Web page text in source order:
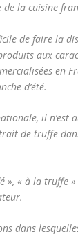
la cuisine
de faire la
aux
en
d’été.
il n’est
de truffe
« à la truffe
dans